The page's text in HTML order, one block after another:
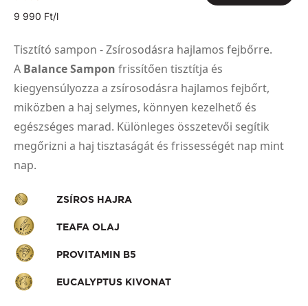
9 990 Ft/l
Tisztító sampon - Zsírosodásra hajlamos fejbőrre.
A Balance Sampon frissítően tisztítja és
kiegyensúlyozza a zsírosodásra hajlamos fejbőrt,
miközben a haj selymes, könnyen kezelhető és
egészséges marad. Különleges összetevői segítik
megőrizni a haj tisztaságát és frissességét nap mint
nap.
ZSÍROS HAJRA
TEAFA OLAJ
PROVITAMIN B5
EUCALYPTUS KIVONAT